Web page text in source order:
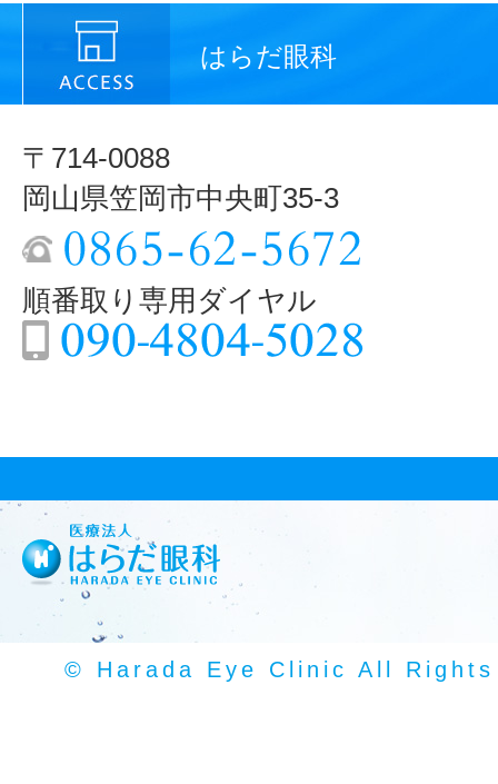
はらだ眼科
〒714-0088
岡山県笠岡市中央町35-3
順番取り専用ダイヤル
© Harada Eye Clinic All